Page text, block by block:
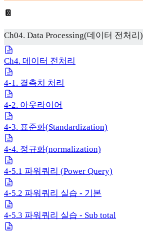
📔
Ch04. Data Processing(데이터 전처리)
Ch4. 데이터 전처리
4-1. 결측치 처리
4-2. 아웃라이어
4-3. 표준화(Standardization)
4-4. 정규화(normalization)
4-5.1 파워쿼리 (Power Query)
4-5.2 파워쿼리 실습 - 기본
4-5.3 파워쿼리 실습 - Sub total